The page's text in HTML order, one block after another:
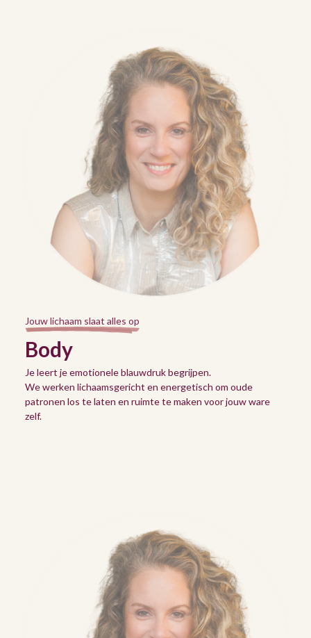
Jouw lichaam slaat alles op
Body
Je leert je emotionele blauwdruk begrijpen.
We werken lichaamsgericht en energetisch om oude
patronen los te laten en ruimte te maken voor jouw ware
zelf.